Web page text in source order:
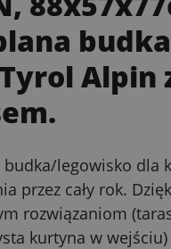
Alpin
budka/legowisko dla
przez cały rok.
rozwiązaniom
kurtyna w